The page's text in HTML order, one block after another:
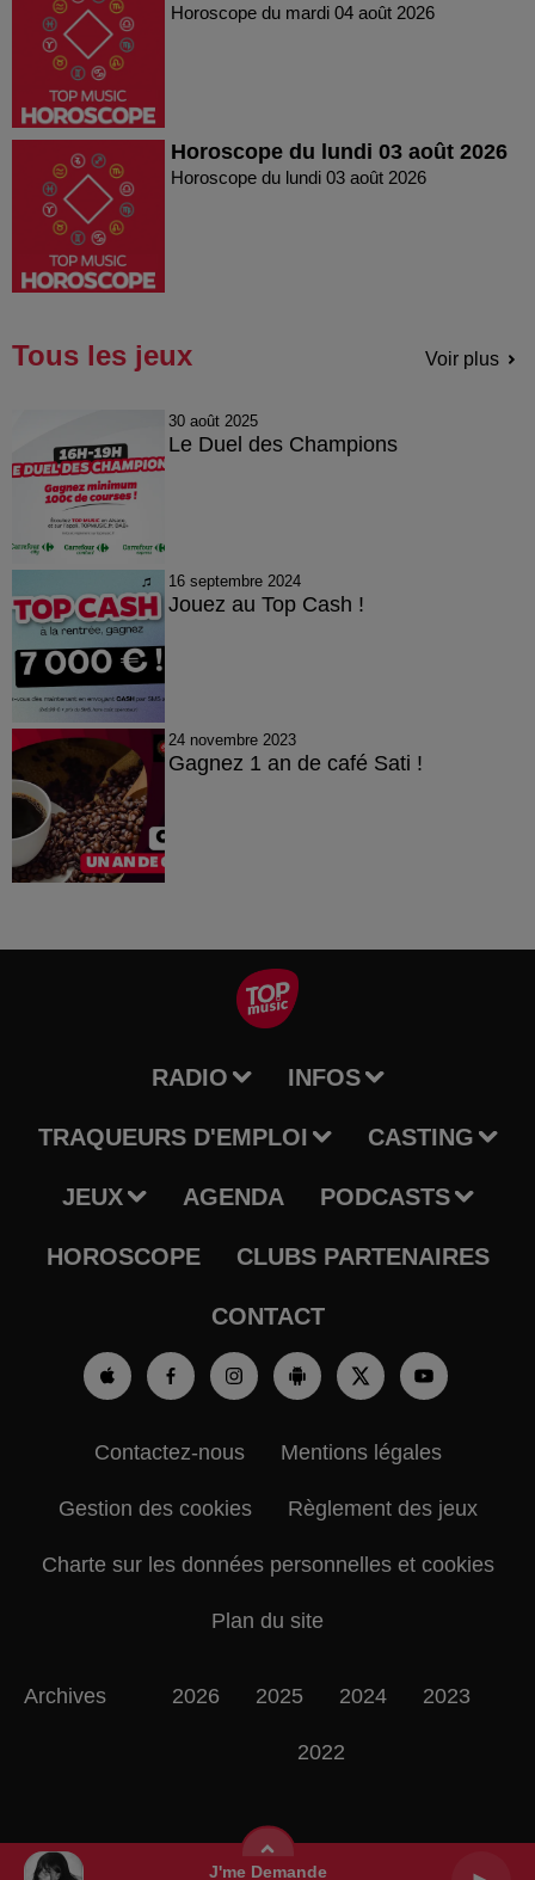
J'me Demande
Horoscope du mardi 04 août 2026
Horoscope du lundi 03 août 2026
Horoscope du lundi 03 août 2026
Tous les jeux Voir plus
30 août 2025
Le Duel des Champions
16 septembre 2024
Jouez au Top Cash !
24 novembre 2023
Gagnez 1 an de café Sati !
RADIO INFOS
TRAQUEURS D'EMPLOI CASTING
JEUX AGENDA PODCASTS
HOROSCOPE CLUBS PARTENAIRES
CONTACT
Contactez-nous Mentions légales
Gestion des cookies Règlement des jeux
Charte sur les données personnelles et cookies
Plan du site
Archives 2026 2025 2024 2023
2022